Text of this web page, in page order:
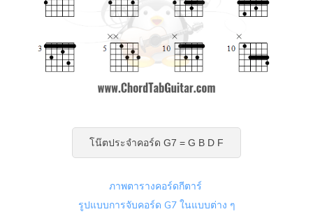
โน๊ตประจำคอร์ด G7 = G B D F
ภาพตารางคอร์ดกีตาร์
รูปแบบการจับคอร์ด G7 ในแบบต่าง ๆ